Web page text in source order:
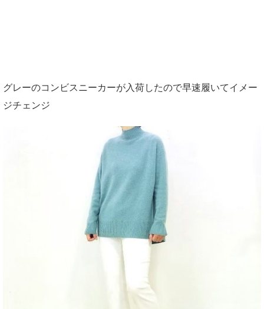
グレーのコンビスニーカーが入荷したので早速履いてイメー
ジチェンジ